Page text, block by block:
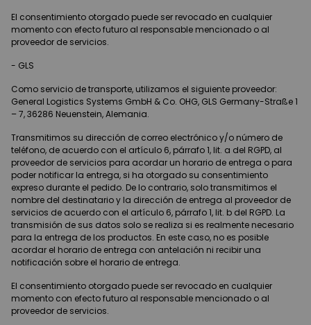
El consentimiento otorgado puede ser revocado en cualquier
momento con efecto futuro al responsable mencionado o al
proveedor de servicios.
- GLS
Como servicio de transporte, utilizamos el siguiente proveedor:
General Logistics Systems GmbH & Co. OHG, GLS Germany-Straße 1
– 7, 36286 Neuenstein, Alemania.
Transmitimos su dirección de correo electrónico y/o número de
teléfono, de acuerdo con el artículo 6, párrafo 1, lit. a del RGPD, al
proveedor de servicios para acordar un horario de entrega o para
poder notificar la entrega, si ha otorgado su consentimiento
expreso durante el pedido. De lo contrario, solo transmitimos el
nombre del destinatario y la dirección de entrega al proveedor de
servicios de acuerdo con el artículo 6, párrafo 1, lit. b del RGPD. La
transmisión de sus datos solo se realiza si es realmente necesario
para la entrega de los productos. En este caso, no es posible
acordar el horario de entrega con antelación ni recibir una
notificación sobre el horario de entrega.
El consentimiento otorgado puede ser revocado en cualquier
momento con efecto futuro al responsable mencionado o al
proveedor de servicios.